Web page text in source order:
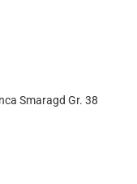
Smaragd Gr. 38